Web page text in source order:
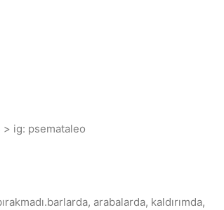
> ig: psemataleo
arabalarda, kaldırımda,